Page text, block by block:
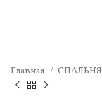
Главная СПАЛЬНЯ